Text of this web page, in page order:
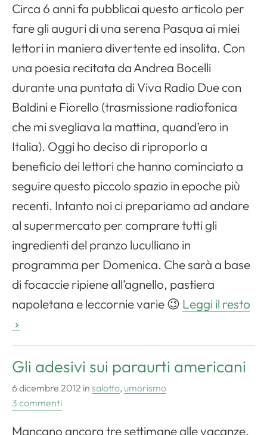
Circa 6 anni fa pubblicai questo articolo per
fare gli auguri di una serena Pasqua ai miei
lettori in maniera divertente ed insolita. Con
una poesia recitata da Andrea Bocelli
durante una puntata di Viva Radio Due con
Baldini e Fiorello (trasmissione radiofonica
che mi svegliava la mattina, quand’ero in
Italia). Oggi ho deciso di riproporlo a
beneficio dei lettori che hanno cominciato a
seguire questo piccolo spazio in epoche più
recenti. Intanto noi ci prepariamo ad andare
al supermercato per comprare tutti gli
ingredienti del pranzo luculliano in
programma per Domenica. Che sarà a base
di focaccie ripiene all’agnello, pastiera
napoletana e leccornie varie 😉 Leggi il resto
Gli adesivi sui paraurti americani
6 dicembre 2012 in salotto, umorismo
3 commenti
Mancano ancora tre settimane alle vacanze,